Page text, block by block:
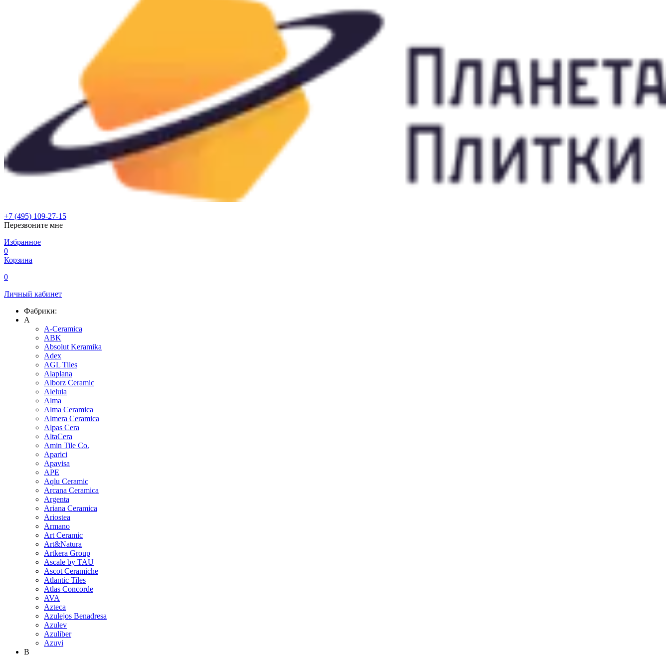
+7 (495) 109-27-15
Перезвоните мне
Избранное
0
Корзина
0
Личный кабинет
Фабрики:
A
A-Ceramica
ABK
Absolut Keramika
Adex
AGL Tiles
Alaplana
Alborz Ceramic
Aleluia
Alma
Alma Ceramica
Almera Ceramica
Alpas Cera
AltaCera
Amin Tile Co.
Aparici
Apavisa
APE
Aqlu Ceramic
Arcana Ceramica
Argenta
Ariana Ceramica
Ariostea
Armano
Art Ceramic
Art&Natura
Artkera Group
Ascale by TAU
Ascot Ceramiche
Atlantic Tiles
Atlas Concorde
AVA
Azteca
Azulejos Benadresa
Azulev
Azuliber
Azuvi
B